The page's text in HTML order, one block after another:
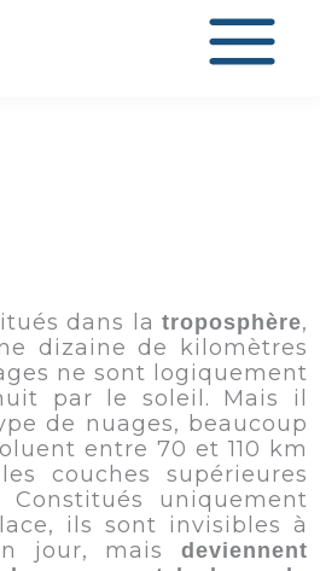
dans la troposphère,
dizaine de kilomètres
ne sont logiquement
par le soleil. Mais il
de nuages, beaucoup
entre 70 et 110 km
couches supérieures
Constitués uniquement
ils sont invisibles à
jour, mais deviennent